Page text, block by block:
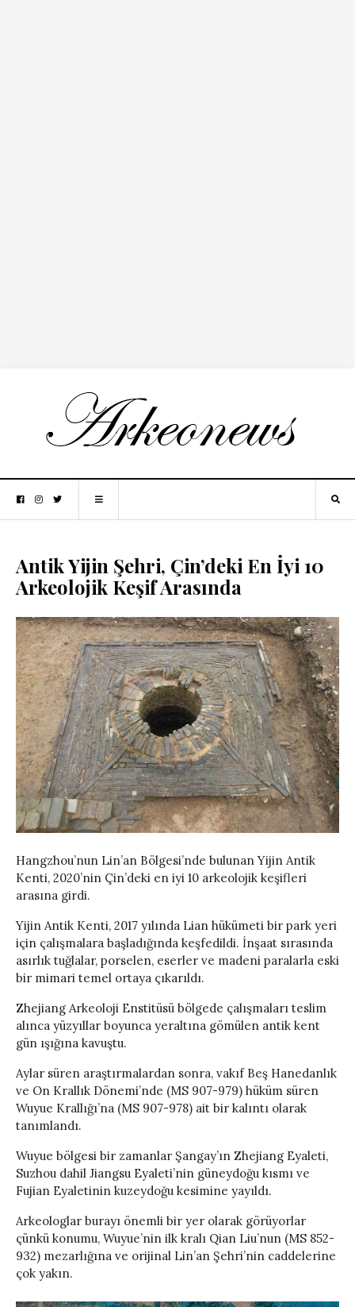
Antik Yijin Şehri, Çin’deki En İyi 10
Arkeolojik Keşif Arasında
Hangzhou’nun Lin’an Bölgesi’nde bulunan Yijin Antik
Kenti, 2020’nin Çin’deki en iyi 10 arkeolojik keşifleri
arasına girdi.
Yijin Antik Kenti, 2017 yılında Lian hükümeti bir park yeri
için çalışmalara başladığında keşfedildi. İnşaat sırasında
asırlık tuğlalar, porselen, eserler ve madeni paralarla eski
bir mimari temel ortaya çıkarıldı.
Zhejiang Arkeoloji Enstitüsü bölgede çalışmaları teslim
alınca yüzyıllar boyunca yeraltına gömülen antik kent
gün ışığına kavuştu.
Aylar süren araştırmalardan sonra, vakıf Beş Hanedanlık
ve On Krallık Dönemi’nde (MS 907-979) hüküm süren
Wuyue Krallığı’na (MS 907-978) ait bir kalıntı olarak
tanımlandı.
Wuyue bölgesi bir zamanlar Şangay’ın Zhejiang Eyaleti,
Suzhou dahil Jiangsu Eyaleti’nin güneydoğu kısmı ve
Fujian Eyaletinin kuzeydoğu kesimine yayıldı.
Arkeologlar burayı önemli bir yer olarak görüyorlar
çünkü konumu, Wuyue’nin ilk kralı Qian Liu’nun (MS 852-
932) mezarlığına ve orijinal Lin’an Şehri’nin caddelerine
çok yakın.